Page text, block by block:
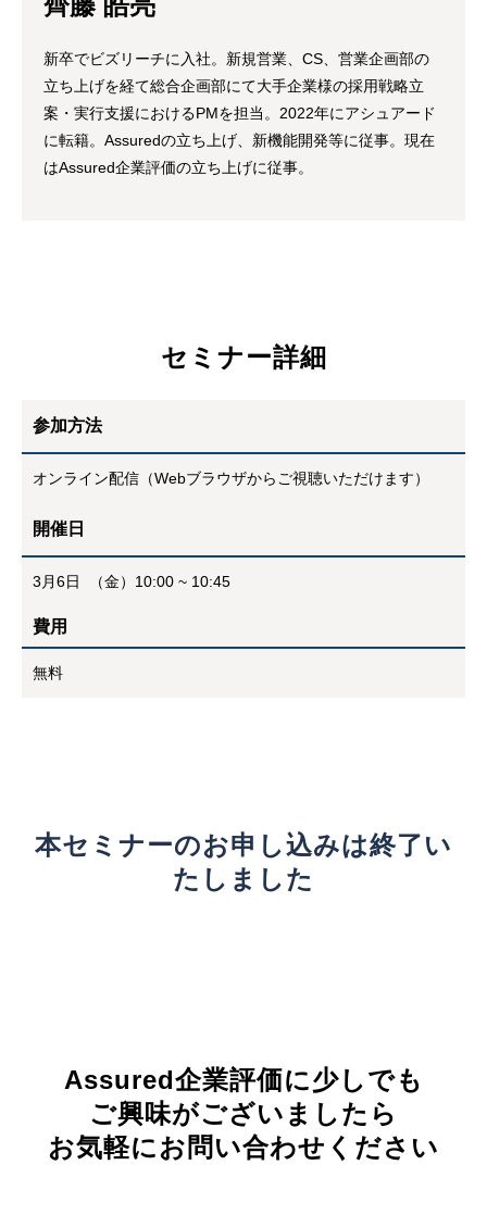
新卒でビズリーチに入社。新規営業、CS、営業企画部の
立ち上げを経て総合企画部にて大手企業様の採用戦略立
案・実行支援におけるPMを担当。2022年にアシュアード
に転籍。Assuredの立ち上げ、新機能開発等に従事。現在
はAssured企業評価の立ち上げに従事。
セミナー詳細
参加方法
オンライン配信（Webブラウザからご視聴いただけます）
開催日
3月6日 （金）10:00 ~ 10:45
費用
無料
本セミナーのお申し込みは終了い
たしました
Assured企業評価に少しでも
ご興味がございましたら
お気軽にお問い合わせください